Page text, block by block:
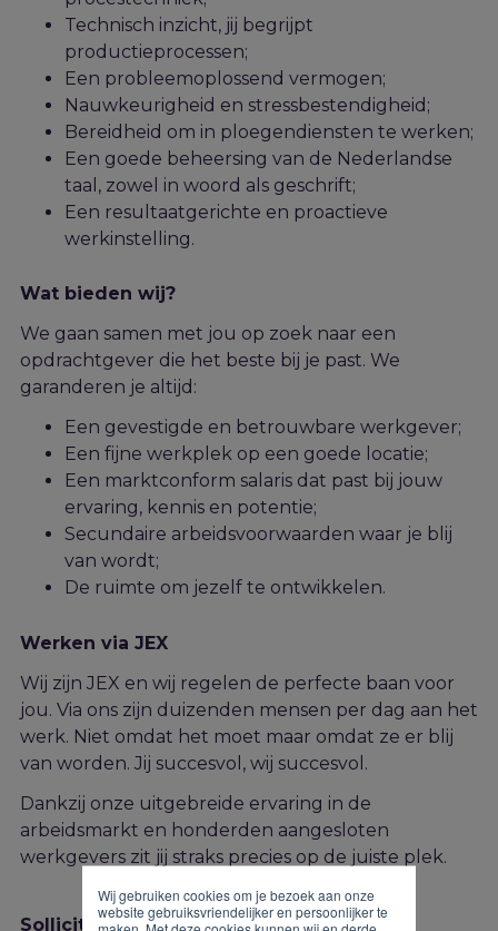
Wij gebruiken cookies om je bezoek aan onze
website gebruiksvriendelijker en persoonlijker te
Technisch inzicht, jij begrijpt
productieprocessen;
Een probleemoplossend vermogen;
Nauwkeurigheid en stressbestendigheid;
Bereidheid om in ploegendiensten te werken;
Een goede beheersing van de Nederlandse
taal, zowel in woord als geschrift;
Een resultaatgerichte en proactieve
werkinstelling.
Wat bieden wij?
We gaan samen met jou op zoek naar een
opdrachtgever die het beste bij je past. We
garanderen je altijd:
Een gevestigde en betrouwbare werkgever;
Een fijne werkplek op een goede locatie;
Een marktconform salaris dat past bij jouw
ervaring, kennis en potentie;
Secundaire arbeidsvoorwaarden waar je blij
van wordt;
De ruimte om jezelf te ontwikkelen.
Werken via JEX
Wij zijn JEX en wij regelen de perfecte baan voor
jou. Via ons zijn duizenden mensen per dag aan het
werk. Niet omdat het moet maar omdat ze er blij
van worden. Jij succesvol, wij succesvol.
Dankzij onze uitgebreide ervaring in de
arbeidsmarkt en honderden aangesloten
werkgevers zit jij straks precies op de juiste plek.
Solliciteren